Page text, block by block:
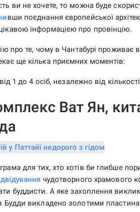
ви не хочете, то можна буде
вши поєднання європейської архітек
інформацією про провінцію.
про те, чому в Чантабурі проживає
ще кілька приємних моментів:
1 до 4 осіб, незалежно від кількості
Ват Ян,
для тих, хто хотів би глибше
чудотворного храмового
буддисти. А яке захоплення
Будди викладено золотими